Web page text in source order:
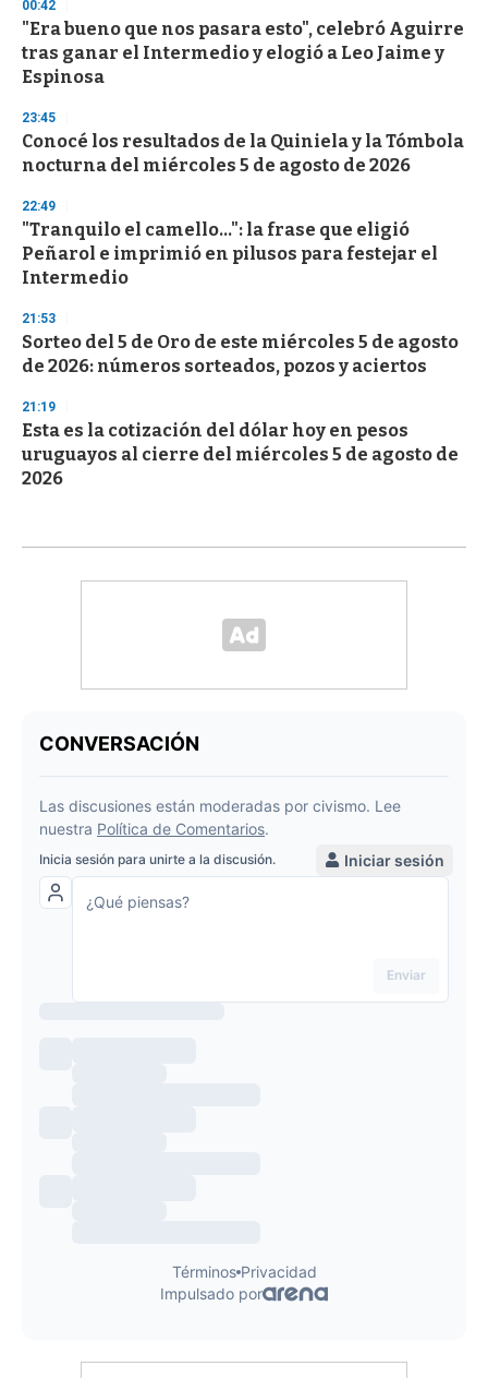
00:42
"Era bueno que nos pasara esto", celebró Aguirre
tras ganar el Intermedio y elogió a Leo Jaime y
Espinosa
23:45
Conocé los resultados de la Quiniela y la Tómbola
nocturna del miércoles 5 de agosto de 2026
22:49
"Tranquilo el camello...": la frase que eligió
Peñarol e imprimió en pilusos para festejar el
Intermedio
21:53
Sorteo del 5 de Oro de este miércoles 5 de agosto
de 2026: números sorteados, pozos y aciertos
21:19
Esta es la cotización del dólar hoy en pesos
uruguayos al cierre del miércoles 5 de agosto de
2026